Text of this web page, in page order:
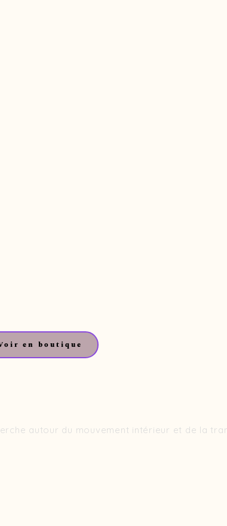
en boutique
autour du mouvement intérieur et de la